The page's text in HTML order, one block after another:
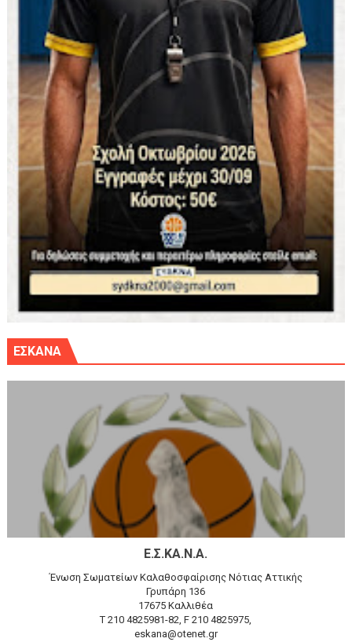
ΕΣΚΑΝΑ
Ε.Σ.ΚΑ.Ν.Α.
Ένωση Σωματείων Καλαθοσφαίρισης Νότιας Αττικής
Γρυπάρη 136
17675 Καλλιθέα
T 210 4825981-82, F 210 4825975,
eskana@otenet.gr